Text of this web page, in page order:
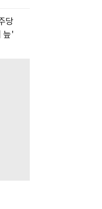
당
늪'